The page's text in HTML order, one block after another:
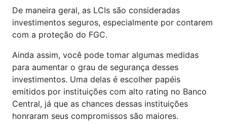
De maneira geral, as LCIs são consideradas
investimentos seguros, especialmente por contarem
com a proteção do FGC.
Ainda assim, você pode tomar algumas medidas
para aumentar o grau de segurança desses
investimentos. Uma delas é escolher papéis
emitidos por instituições com alto rating no Banco
Central, já que as chances dessas instituições
honraram seus compromissos são maiores.